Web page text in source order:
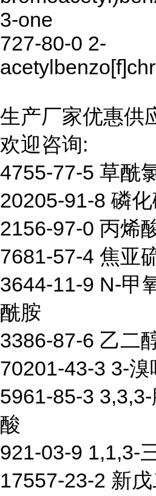
3-one
727-80-0 2-
生产厂家优惠供
欢迎咨询:
4755-77-5 草酰
20205-91-8 磷化
2156-97-0 丙烯
7681-57-4 焦亚
3644-11-9 N-甲
酰胺
3386-87-6 乙二
70201-43-3 3-溴
5961-85-3
酸
921-03-9 1,1,3-
17557-23-2 新